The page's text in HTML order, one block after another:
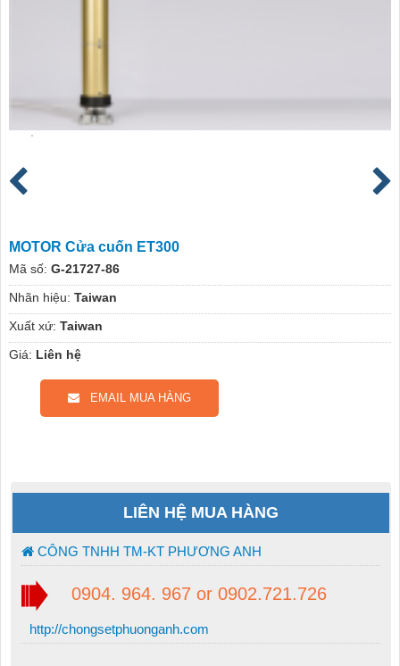
MOTOR Cửa cuốn ET300
Mã số: G-21727-86
Nhãn hiệu: Taiwan
Xuất xứ: Taiwan
Giá: Liên hệ
EMAIL MUA HÀNG
LIÊN HỆ MUA HÀNG
CÔNG TNHH TM-KT PHƯƠNG ANH
0904. 964. 967 or 0902.721.726
http://chongsetphuonganh.com